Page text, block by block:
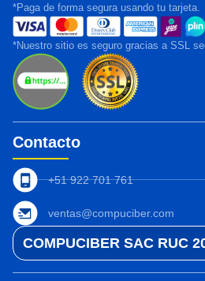
*Paga de forma segura usando tu tarjeta.
*Nuestro sitio es seguro gracias a SSL
Contacto
+51 922 701 761
ventas@compuciber.com
COMPUCIBER SAC RUC